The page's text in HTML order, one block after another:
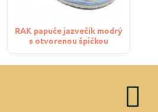
RAK papuče jazvečík modrý
s otvorenou špičkou